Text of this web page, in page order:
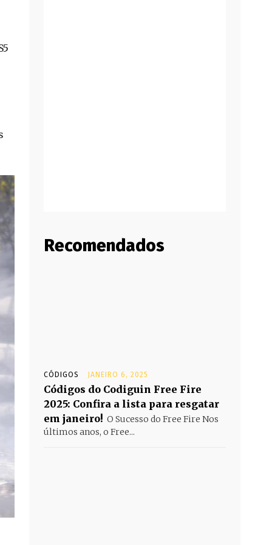
Recomendados
CÓDIGOS JANEIRO 6, 2025
Códigos do Codiguin Free Fire
2025: Confira a lista para resgatar
em janeiro! O Sucesso do Free Fire Nos
últimos anos, o Free...